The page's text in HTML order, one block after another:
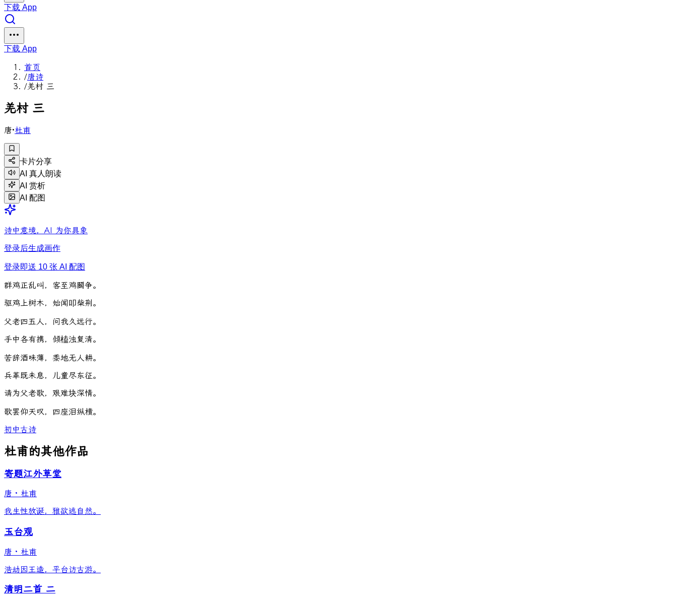
下载 App
下载 App
首页
/唐诗
/羌村 三
羌村 三
唐·杜甫
卡片分享
AI 真人朗读
AI 赏析
AI 配图
诗中意境，AI 为你具象
登录后生成画作
登录即送 10 张 AI 配图
群鸡正乱叫 ， 客至鸡鬬争。
驱鸡上树木， 始闻叩柴荆。
父老四五人， 问我久远行。
手中各有携， 倾榼浊复 清。
苦辞酒味薄， 黍地无人耕。
兵革既未息， 儿童尽东征。
请为父老歌， 艰难块深情。
歌罢仰天叹， 四座泪纵横。
初中古诗
杜甫的其他作品
寄题江外草堂
唐 · 杜甫
我生性放诞，雅欲逃自然。
玉台观
唐 · 杜甫
浩劫因王造，平台访古游。
清明二首 二